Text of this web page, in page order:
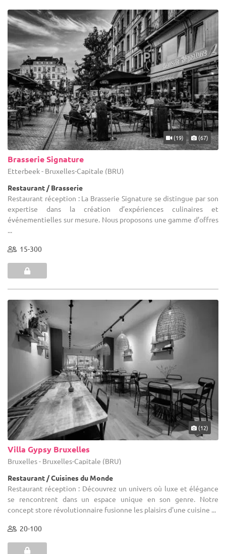
(19) (67)
Brasserie Signature
Etterbeek - Bruxelles-Capitale (BRU)
Restaurant / Brasserie
Restaurant réception : La Brasserie Signature se distingue par son
expertise dans la création d’expériences culinaires et
événementielles sur mesure. Nous proposons une gamme d’offres
...
15-300
(12)
Villa Gypsy Bruxelles
Bruxelles - Bruxelles-Capitale (BRU)
Restaurant / Cuisines du Monde
Restaurant réception : Découvrez un univers où luxe et élégance
se rencontrent dans un espace unique en son genre. Notre
concept store révolutionnaire fusionne les plaisirs d'une cuisine ...
20-100